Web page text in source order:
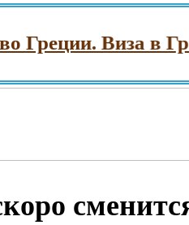
Виза в